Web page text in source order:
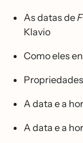
As datas de
Klavio
Como eles
A data e a
A data e a